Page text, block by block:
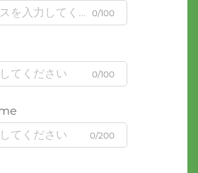
0/100
0/100
0/200